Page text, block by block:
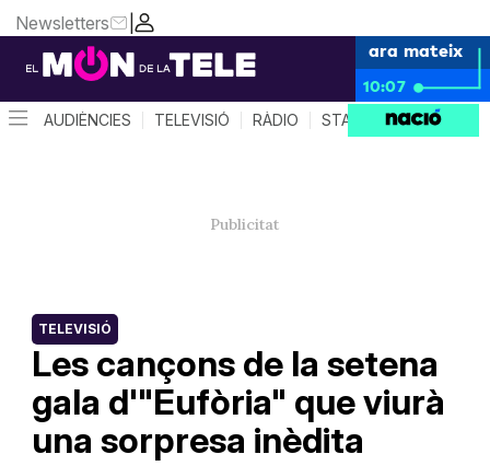
|
Newsletters
ara mateix
10:07
AUDIÈNCIES TELEVISIÓ RÀDIO STAR SYSTEM
Les cançons de la setena
gala d'"Eufòria" que viurà
una sorpresa inèdita
TELEVISIÓ